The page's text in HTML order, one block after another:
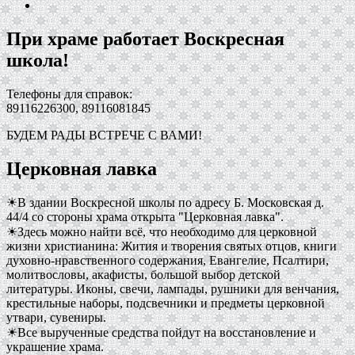
При храме работает Воскресная
школа!
Телефоны для справок:
89116226300, 89116081845
БУДЕМ РАДЫ ВСТРЕЧЕ С ВАМИ!
Церковная лавка
☀В здании Воскресной школы по адресу Б. Московская д.
44/4 со стороны храма открыта "Церковная лавка".
☀Здесь можно найти всё, что необходимо для церковной
жизни христианина: Жития и творения святых отцов, книги
духовно-нравственного содержания, Евангелие, Псалтири,
молитвословы, акафисты, большой выбор детской
литературы. Иконы, свечи, лампады, рушники для венчания,
крестильные наборы, подсвечники и предметы церковной
утвари, сувениры.
☀Все вырученные средства пойдут на восстановление и
украшение храма.